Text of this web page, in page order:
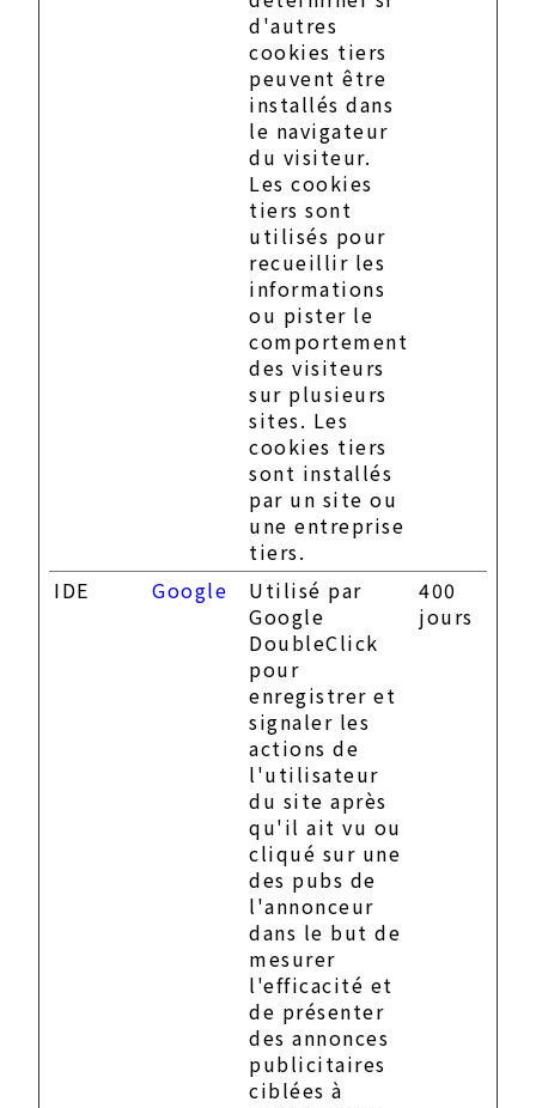
d'autres
cookies tiers
peuvent être
installés dans
le navigateur
du visiteur.
Les cookies
tiers sont
utilisés pour
recueillir les
informations
ou pister le
comportement
des visiteurs
sur plusieurs
sites. Les
cookies tiers
sont installés
par un site ou
une entreprise
tiers.
IDE Google
Utilisé par
Google
DoubleClick
pour
enregistrer et
signaler les
actions de
l'utilisateur
du site après
qu'il ait vu ou
cliqué sur une
des pubs de
l'annonceur
dans le but de
mesurer
l'efficacité et
de présenter
des annonces
publicitaires
ciblées à
400
jours